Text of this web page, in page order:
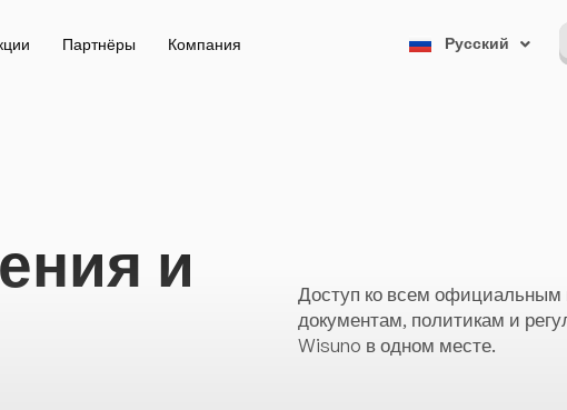
Партнёры Компания Русский
Português
и
Доступ ко всем
документам, политикам и
Wisuno в одном месте.